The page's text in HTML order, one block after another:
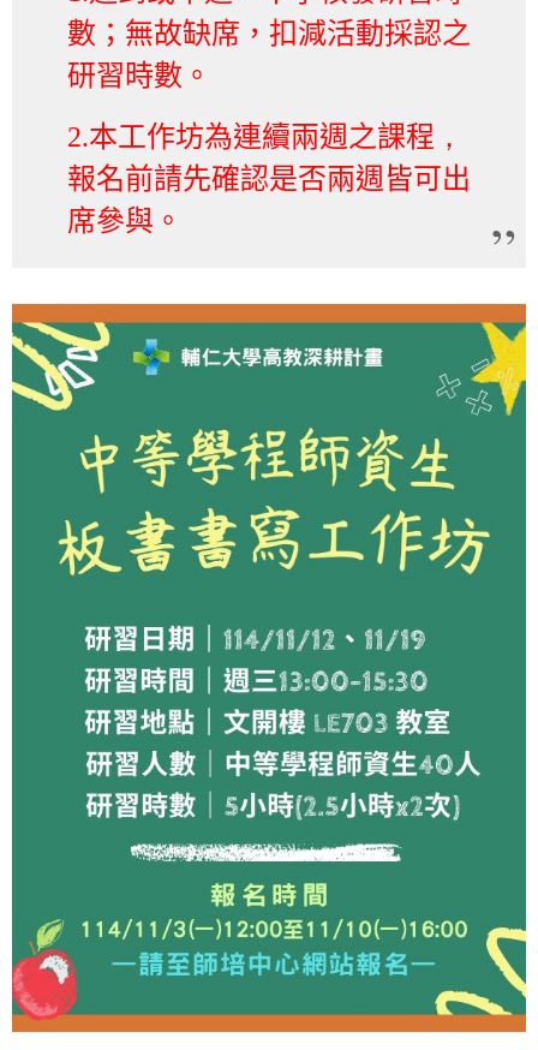
數；無故缺席，扣減活動採認之
研習時數。
2.本工作坊為連續兩週之課程 ，
報名前請先確認是否兩週皆可出
席參與。